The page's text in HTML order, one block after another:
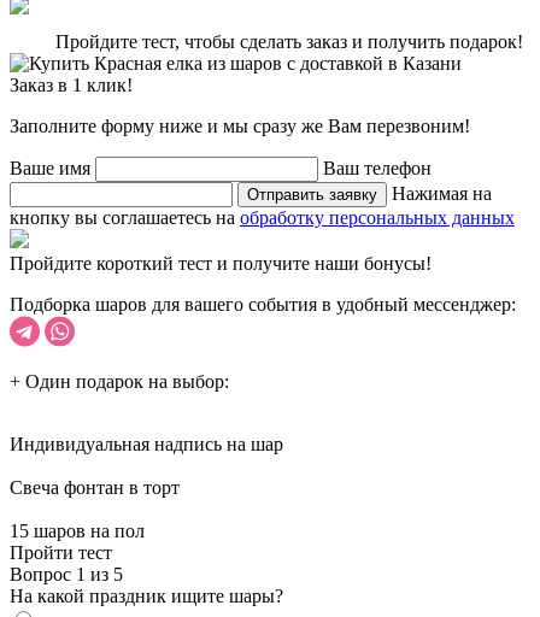
Пройдите тест, чтобы сделать заказ и получить подарок!
Заказ в 1 клик!
Заполните форму ниже и мы сразу же Вам перезвоним!
Ваше имя Ваш телефон
Отправить заявку
Нажимая на
кнопку вы соглашаетесь на обработку персональных данных
Пройдите короткий тест и получите наши бонусы!
Подборка шаров для вашего события в удобный мессенджер:
+ Один подарок на выбор:
Индивидуальная надпись на шар
Cвеча фонтан в торт
15 шаров на пол
Пройти тест
Вопрос 1 из 5
На какой праздник ищите шары?